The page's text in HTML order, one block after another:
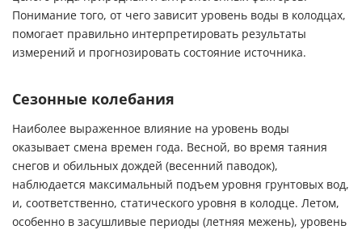
Понимание того, от чего зависит уровень воды в колодцах,
помогает правильно интерпретировать результаты
измерений и прогнозировать состояние источника.
Сезонные колебания
Наиболее выраженное влияние на уровень воды
оказывает смена времен года. Весной, во время таяния
снегов и обильных дождей (весенний паводок),
наблюдается максимальный подъем уровня грунтовых вод,
и, соответственно, статического уровня в колодце. Летом,
особенно в засушливые периоды (летняя межень), уровень